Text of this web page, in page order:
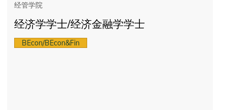
经管学院
经济学学士/经济金融学学士
BEcon/BEcon&Fin